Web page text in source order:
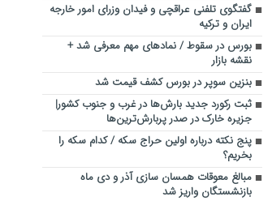
گفتگوی تلفنی عراقچی و فیدان وزرای امور خارجه
ایران و ترکیه
بورس در سقوط / نمادهای مهم معرفی شد +
نقشه بازار
بنزین سوپر در بورس کشف قیمت شد
ثبت رکورد جدید بارش‌ها در غرب و جنوب کشور|
جزیره خارک در صدر پربارش‌ترین‌ها
پنج نکته درباره اولین حراج سکه / کدام سکه را
بخریم؟
مبالغ معوقات همسان سازی آذر و دی ماه
بازنشستگان واریز شد